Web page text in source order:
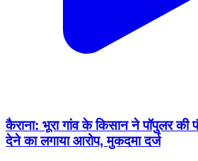
कैराना: भूरा गांव के किसान ने पॉपुलर
देने का लगाया आरोप, मुकदमा दर्ज